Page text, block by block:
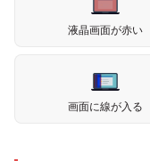
液晶画面が赤い
画面に線が入る